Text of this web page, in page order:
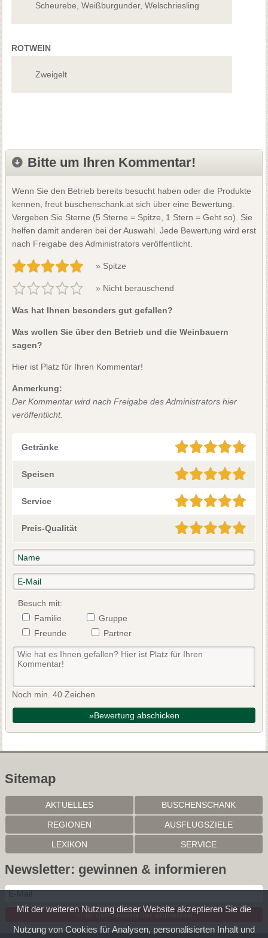
Scheurebe, Weißburgunder, Welschriesling
ROTWEIN
Zweigelt
Bitte um Ihren Kommentar!
Wenn Sie den Betrieb bereits besucht haben oder die Produkte
kennen, freut buschenschank.at sich über eine Bewertung.
Vergeben Sie Sterne (5 Sterne = Spitze, 1 Stern = Geht so). Sie
helfen damit anderen bei der Auswahl. Jede Bewertung wird erst
nach Freigabe des Administrators veröffentlicht.
» Spitze
» Nicht berauschend
Was hat Ihnen besonders gut gefallen?
Was wollen Sie über den Betrieb und die Weinbauern
sagen?
Hier ist Platz für Ihren Kommentar!
Anmerkung:
Der Kommentar wird nach Freigabe des Administrators hier
veröffentlicht.
Getränke
Speisen
Service
Preis-Qualität
Besuch mit:
Familie
Gruppe
Freunde
Partner
Noch min. 40 Zeichen
»Bewertung abschicken
Sitemap
AKTUELLES BUSCHENSCHANK
REGIONEN AUSFLUGSZIELE
LEXIKON SERVICE
Newsletter: gewinnen & informieren
»Für den Newsletter anmelden
Mit der weiteren Nutzung dieser Website akzeptieren Sie die
Nutzung von Cookies für Analysen, personalisierten Inhalt und